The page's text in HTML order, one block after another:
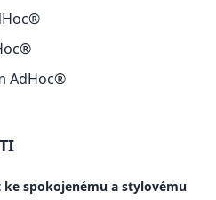
AdHoc®
ke spokojenému a stylovému